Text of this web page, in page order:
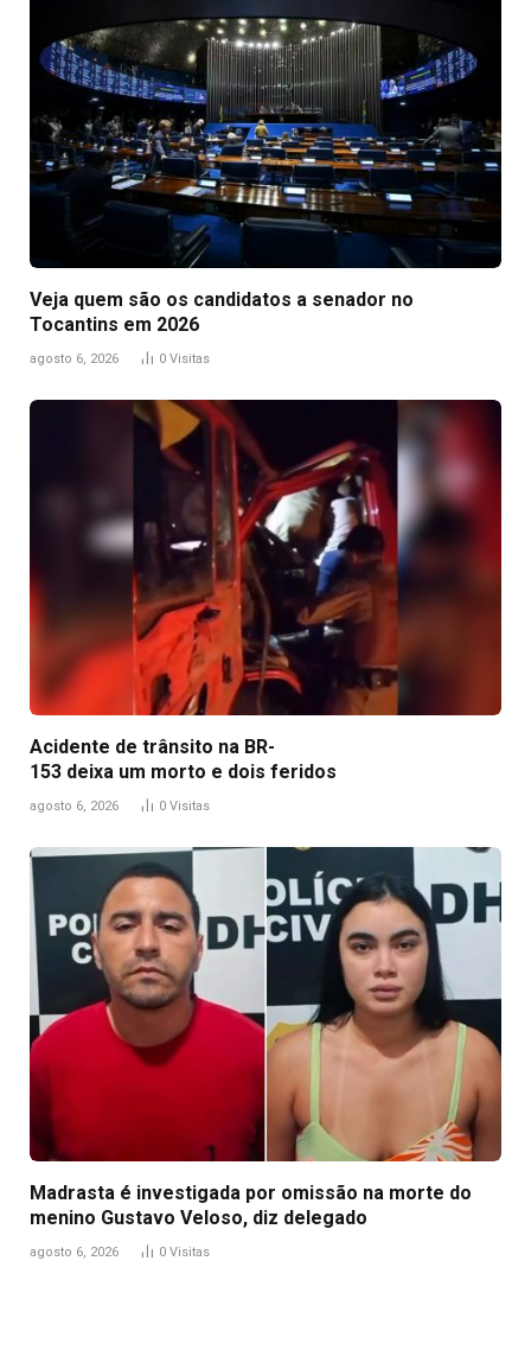
Veja quem são os candidatos a senador no
Tocantins em 2026
agosto 6, 2026 0 Visitas
Acidente de trânsito na BR-
153 deixa um morto e dois feridos
agosto 6, 2026 0 Visitas
Madrasta é investigada por omissão na morte do
menino Gustavo Veloso, diz delegado
agosto 6, 2026 0 Visitas